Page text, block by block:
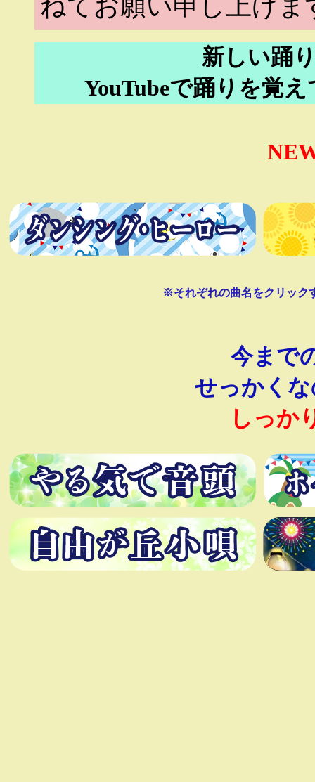
ねてお願い申し上げま
新しい踊
YouTubeで踊りを覚
※それぞれの曲名をクリック
今まで
せっかく
しっか